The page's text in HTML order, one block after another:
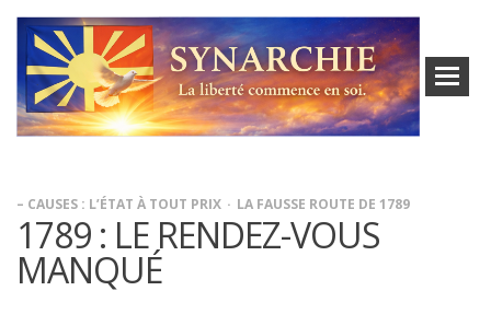
– CAUSES : L’ÉTAT À TOUT PRIX LA FAUSSE ROUTE DE 1789
1789 : LE RENDEZ-VOUS
MANQUÉ